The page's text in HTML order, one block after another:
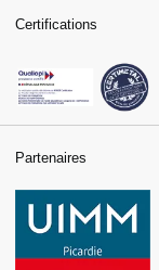
Certifications
Partenaires